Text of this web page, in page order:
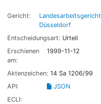
Gericht:
Landesarbeitsgericht
Düsseldorf
Entscheidungsart: Urteil
Erschienen
am:
1999-11-12
Aktenzeichen: 14 Sa 1206/99
API:
JSON
ECLI: